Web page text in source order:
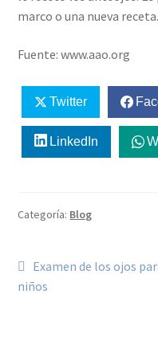
marco o una nueva receta.
Fuente: www.aao.org
Twitter
LinkedIn
Categoría: Blog
Examen de los ojos
niños